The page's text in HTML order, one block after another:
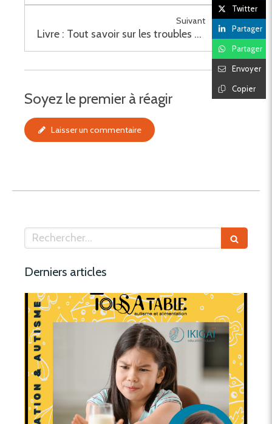
Suivant
Livre : Tout savoir sur les troubles de l'oralité alimentaire
Twitter
Partager
Partager
Envoyer
Copier
Soyez le premier à réagir
Laisser un commentaire
Rechercher
Derniers articles